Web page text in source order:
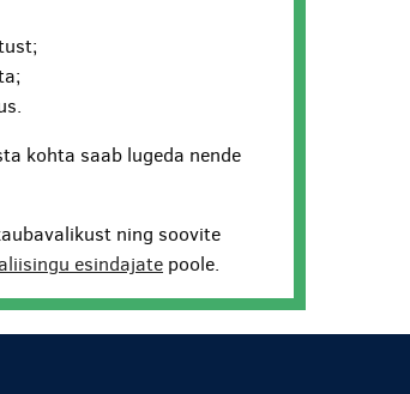
kohta saab lugeda nende
ning soovite
esindajate poole.